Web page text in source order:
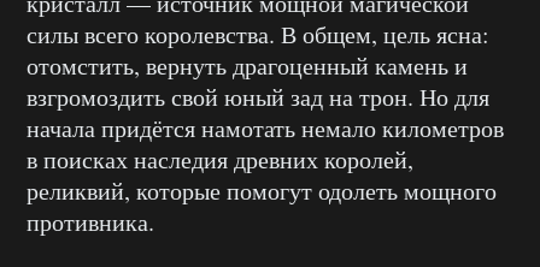
силы всего королевства. В общем, цель ясна:
отомстить, вернуть драгоценный камень и
взгромоздить свой юный зад на трон. Но для
начала придётся намотать немало километров
в поисках наследия древних королей,
реликвий, которые помогут одолеть мощного
противника.